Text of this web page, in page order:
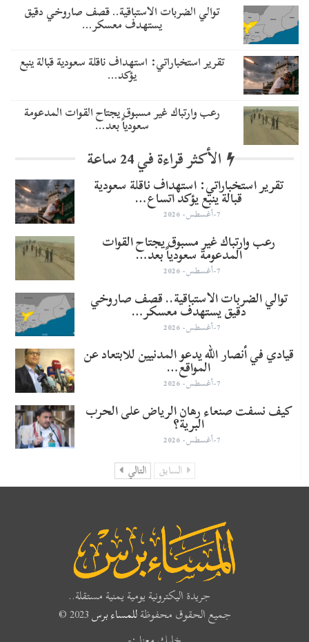
توالي الضربات الاستباقية.. قصف صاروخي دقيق
يستهدف معسكر…
تقرير استخباراتي: استهداف ناقلة سعودية قبالة ينبع
يؤكد…
رعب وارتباك غير مسبوق يجتاح القوات المدعومة
سعودياً بعد…
الأكثر قراءة في 24 ساعة
تقرير استخباراتي: استهداف ناقلة سعودية
قبالة ينبع يؤكد اتساع…
7-أغسطس- 2026
رعب وارتباك غير مسبوق يجتاح القوات
المدعومة سعودياً بعد…
7-أغسطس- 2026
توالي الضربات الاستباقية.. قصف صاروخي
دقيق يستهدف معسكر…
7-أغسطس- 2026
قيادي في أنصار الله يدعو المدنيين للابتعاد عن
المواقع…
7-أغسطس- 2026
كيف نسفت صنعاء رهان الرياض على الحرب
البرية؟
7-أغسطس- 2026
السابق التالي
جريدة اليكترونية يومية يمنية مستقلة..
جميع الحقوق محفوظةللمساء برس